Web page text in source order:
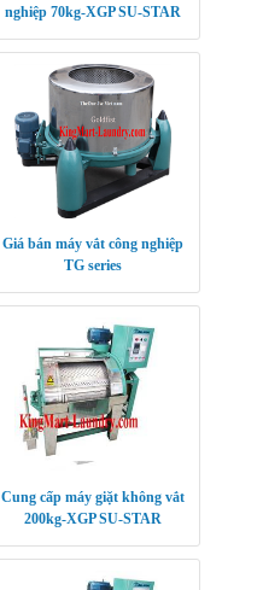
nghiệp 70kg-XGP SU-STAR
Giá bán máy vắt công nghiệp
TG series
Cung cấp máy giặt không vắt
200kg-XGP SU-STAR